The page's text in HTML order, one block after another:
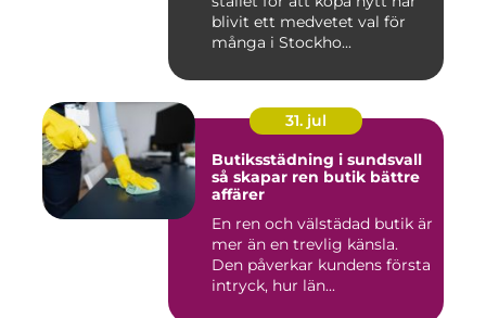
blivit ett medvetet val för
många i Stockho...
31. jul
Butiksstädning i sundsvall
så skapar ren butik bättre
affärer
En ren och välstädad butik är
mer än en trevlig känsla.
Den påverkar kundens första
intryck, hur län...